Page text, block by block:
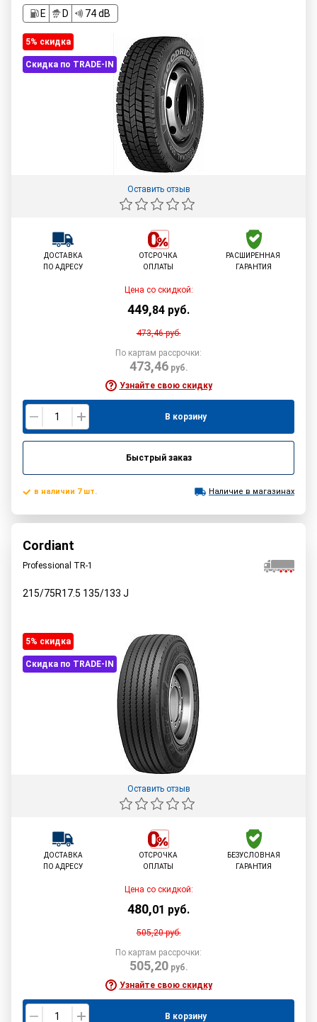
E
D 74 dB
5% cкидка
Скидка по TRADE-IN
Оставить отзыв
ДОСТАВКА
ПО АДРЕСУ
ОТСРОЧКА
ОПЛАТЫ
РАСШИРЕННАЯ
ГАРАНТИЯ
Цена со скидкой:
449,84 руб.
473,46руб.
По картам рассрочки:
473,46руб.
Узнайте свою скидку
В корзину
Быстрый заказ
в наличии 7 шт. Наличие в магазинах
Cordiant
Professional TR-1
215/75R17.5 135/133 J
5% cкидка
Скидка по TRADE-IN
Оставить отзыв
ДОСТАВКА
ПО АДРЕСУ
ОТСРОЧКА
ОПЛАТЫ
БЕЗУСЛОВНАЯ
ГАРАНТИЯ
Цена со скидкой:
480,01 руб.
505,20руб.
По картам рассрочки:
505,20руб.
Узнайте свою скидку
В корзину